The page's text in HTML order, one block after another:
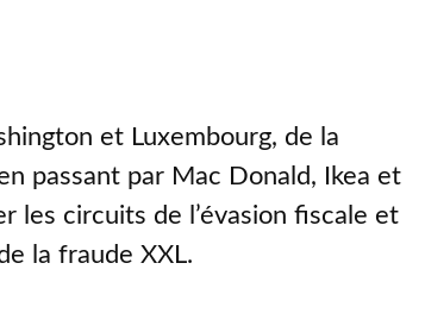
et Luxembourg, de la
passant par Mac Donald, Ikea et
les circuits de l’évasion fiscale et
la fraude XXL.